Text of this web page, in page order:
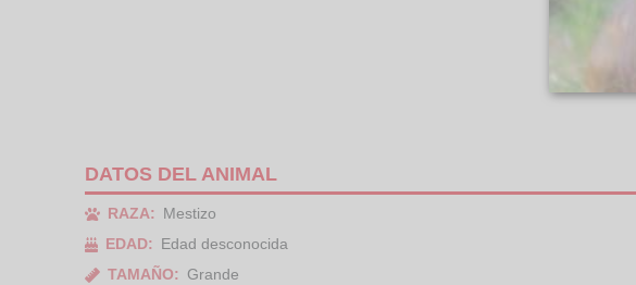
DATOS DEL ANIMAL
RAZA:
Mestizo
EDAD:
Edad desconocida
TAMAÑO:
Grande